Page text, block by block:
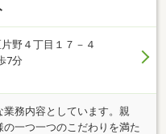
野４丁目１７－４
7分
務内容としています。親
一つ一つのこだわりを満た